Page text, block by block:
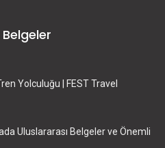
Yolculuğu | FEST Travel
Uluslararası Belgeler ve Önemli